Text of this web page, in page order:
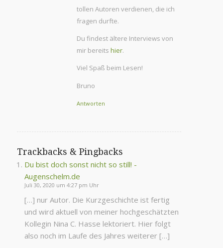
tollen Autoren verdienen, die ich
fragen durfte.
Du findest ältere Interviews von
mir bereits hier.
Viel Spaß beim Lesen!
Bruno
Antworten
Trackbacks & Pingbacks
Du bist doch sonst nicht so still! -
Augenschelm.de
Juli 30, 2020 um 4:27 pm Uhr
[…] nur Autor. Die Kurzgeschichte ist fertig
und wird aktuell von meiner hochgeschätzten
Kollegin Nina C. Hasse lektoriert. Hier folgt
also noch im Laufe des Jahres weiterer […]